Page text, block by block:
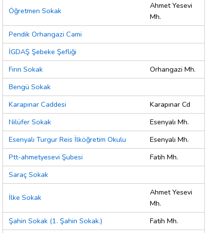
Öğretmen Sokak
Ahmet Yesevi
Mh.
Pendik Orhangazi Cami
İGDAŞ Şebeke Şefliği
Fırın Sokak
Orhangazi Mh.
Bengü Sokak
Karapınar Caddesi
Karapınar Cd
Nilüfer Sokak
Esenyalı Mh.
Esenyalı Turgur Reis İlköğretim Okulu
Esenyalı Mh.
Ptt-ahmetyesevi Şubesi
Fatih Mh.
Saraç Sokak
İlke Sokak
Ahmet Yesevi
Mh.
Şahin Sokak (1. Şahin Sokak.)
Fatih Mh.